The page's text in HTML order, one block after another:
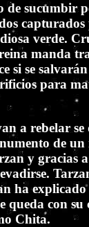
sucumbir
verde.
manda
se
para
a rebelar
de
y
ha
con
Chita.